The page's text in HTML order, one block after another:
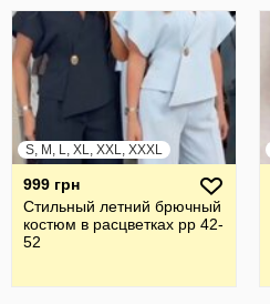
S, M, L, XL, XXL, XXXL
999 грн
Стильный летний брючный
костюм в расцветках рр 42-
52